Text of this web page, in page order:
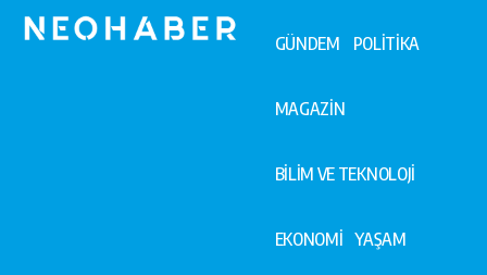
GÜNDEM POLİTİKA
MAGAZİN
BİLİM VE TEKNOLOJİ
EKONOMİ YAŞAM